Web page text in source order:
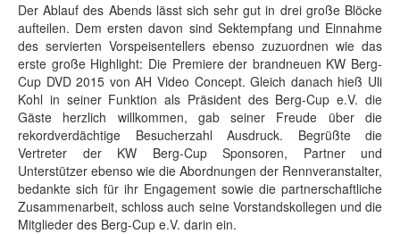
Der Ablauf des Abends lässt sich sehr gut in drei große Blöcke
aufteilen. Dem ersten davon sind Sektempfang und Einnahme
des servierten Vorspeisentellers ebenso zuzuordnen wie das
erste große Highlight: Die Premiere der brandneuen KW Berg-
Cup DVD 2015 von AH Video Concept. Gleich danach hieß Uli
Kohl in seiner Funktion als Präsident des Berg-Cup e.V. die
Gäste herzlich willkommen, gab seiner Freude über die
rekordverdächtige Besucherzahl Ausdruck. Begrüßte die
Vertreter der KW Berg-Cup Sponsoren, Partner und
Unterstützer ebenso wie die Abordnungen der Rennveranstalter,
bedankte sich für ihr Engagement sowie die partnerschaftliche
Zusammenarbeit, schloss auch seine Vorstandskollegen und die
Mitglieder des Berg-Cup e.V. darin ein.